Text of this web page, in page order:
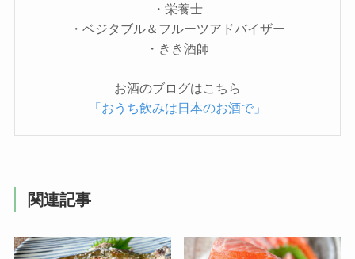
・栄養士
・ベジタブル＆フルーツアドバイザー
・きき酒師
お酒のブログはこちら
「おうち飲みは日本のお酒で」
関連記事